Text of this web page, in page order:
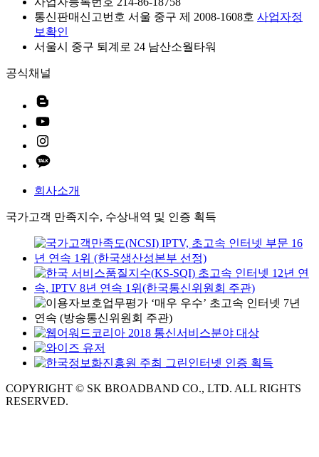
통신판매신고번호 서울 중구 제 2008-1608호 사업자정
보확인
서울시 중구 퇴계로 24 남산소월타워
공식채널
회사소개
국가고객 만족지수, 수상내역 및 인증 획득
COPYRIGHT © SK BROADBAND CO., LTD. ALL RIGHTS
RESERVED.